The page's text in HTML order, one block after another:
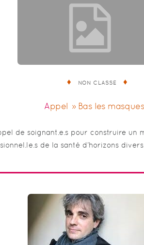
NON CLASSÉ
Appel » Bas les
de soignant.e.s pour construire
de la santé d’horizons